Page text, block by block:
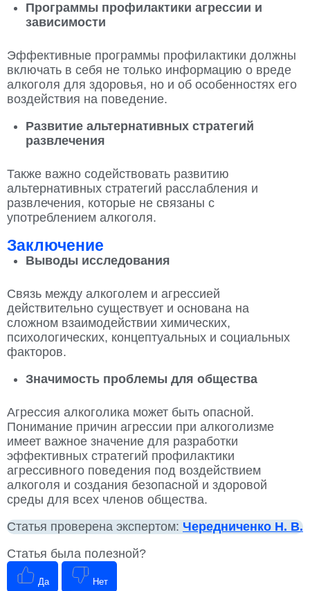
Программы профилактики агрессии и
зависимости
Эффективные программы профилактики должны
включать в себя не только информацию о вреде
алкоголя для здоровья, но и об особенностях его
воздействия на поведение.
Развитие альтернативных стратегий
развлечения
Также важно содействовать развитию
альтернативных стратегий расслабления и
развлечения, которые не связаны с
употреблением алкоголя.
Заключение
Выводы исследования
Связь между алкоголем и агрессией
действительно существует и основана на
сложном взаимодействии химических,
психологических, концептуальных и социальных
факторов.
Значимость проблемы для общества
Агрессия алкоголика может быть опасной.
Понимание причин агрессии при алкоголизме
имеет важное значение для разработки
эффективных стратегий профилактики
агрессивного поведения под воздействием
алкоголя и создания безопасной и здоровой
среды для всех членов общества.
Статья проверена экспертом: Чередниченко Н. В.
Статья была полезной?
Да Нет